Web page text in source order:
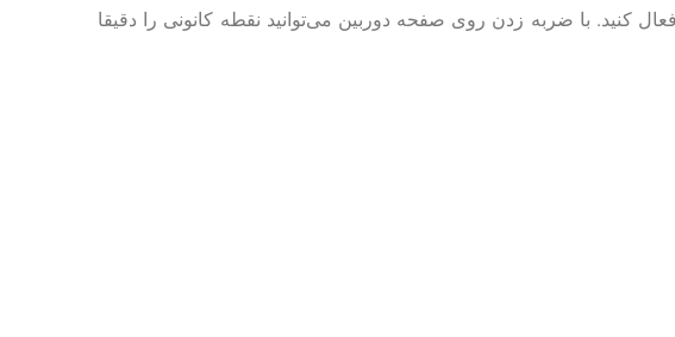
کنید. با ضربه زدن روی صفحه دوربین می‌توانید نقطه کانونی را دقیقا